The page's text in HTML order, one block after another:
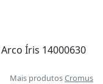
Íris 14000630
Mais produtosCromus